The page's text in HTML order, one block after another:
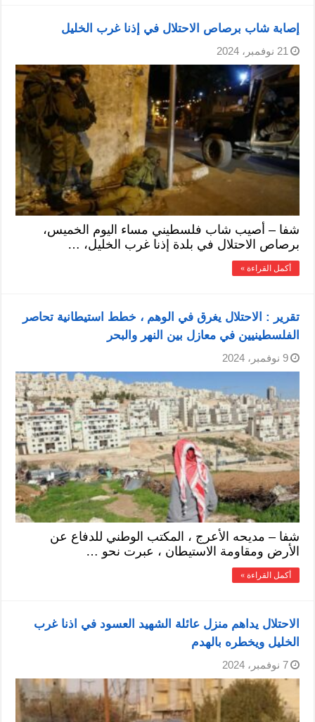
إصابة شاب برصاص الاحتلال في إذنا غرب الخليل
21 نوفمبر، 2024
شفا – أصيب شاب فلسطيني مساء اليوم الخميس،
برصاص الاحتلال في بلدة إذنا غرب الخليل، …
أكمل القراءة »
تقرير : الاحتلال يغرق في الوهم ، خطط استيطانية تحاصر
الفلسطينيين في معازل بين النهر والبحر
9 نوفمبر، 2024
شفا – مديحه الأعرج ، المكتب الوطني للدفاع عن
الأرض ومقاومة الاستيطان ، عبرت نحو …
أكمل القراءة »
الاحتلال يداهم منزل عائلة الشهيد العسود في اذنا غرب
الخليل ويخطره بالهدم
7 نوفمبر، 2024